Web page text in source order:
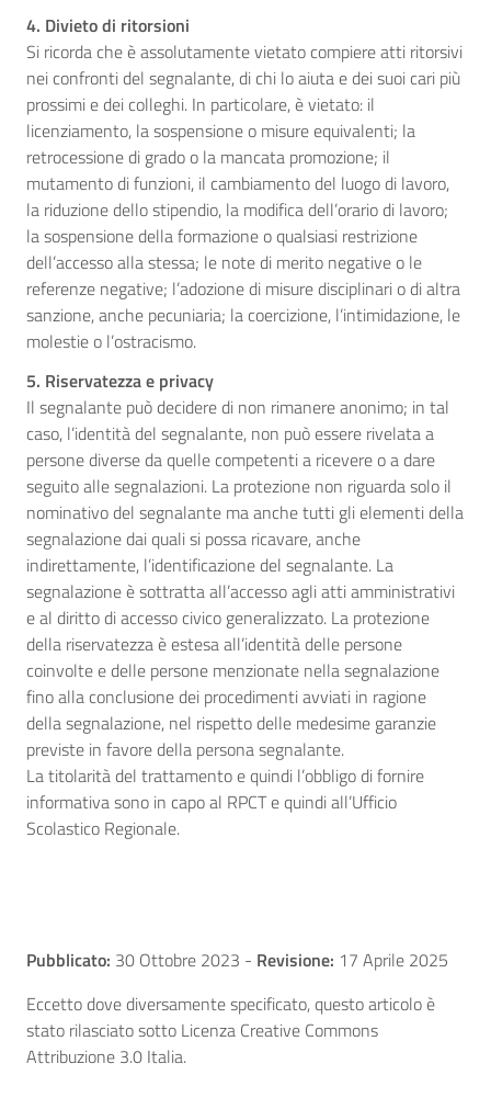
4. Divieto di ritorsioni
Si ricorda che è assolutamente vietato compiere atti ritorsivi
nei confronti del segnalante, di chi lo aiuta e dei suoi cari più
prossimi e dei colleghi. In particolare, è vietato: il
licenziamento, la sospensione o misure equivalenti; la
retrocessione di grado o la mancata promozione; il
mutamento di funzioni, il cambiamento del luogo di lavoro,
la riduzione dello stipendio, la modifica dell’orario di lavoro;
la sospensione della formazione o qualsiasi restrizione
dell’accesso alla stessa; le note di merito negative o le
referenze negative; l’adozione di misure disciplinari o di altra
sanzione, anche pecuniaria; la coercizione, l’intimidazione, le
molestie o l’ostracismo.
5. Riservatezza e privacy
Il segnalante può decidere di non rimanere anonimo; in tal
caso, l’identità del segnalante, non può essere rivelata a
persone diverse da quelle competenti a ricevere o a dare
seguito alle segnalazioni. La protezione non riguarda solo il
nominativo del segnalante ma anche tutti gli elementi della
segnalazione dai quali si possa ricavare, anche
indirettamente, l’identificazione del segnalante. La
segnalazione è sottratta all’accesso agli atti amministrativi
e al diritto di accesso civico generalizzato. La protezione
della riservatezza è estesa all’identità delle persone
coinvolte e delle persone menzionate nella segnalazione
fino alla conclusione dei procedimenti avviati in ragione
della segnalazione, nel rispetto delle medesime garanzie
previste in favore della persona segnalante.
La titolarità del trattamento e quindi l’obbligo di fornire
informativa sono in capo al RPCT e quindi all’Ufficio
Scolastico Regionale.
Pubblicato: 30 Ottobre 2023 - Revisione: 17 Aprile 2025
Eccetto dove diversamente specificato, questo articolo è
stato rilasciato sotto Licenza Creative Commons
Attribuzione 3.0 Italia.